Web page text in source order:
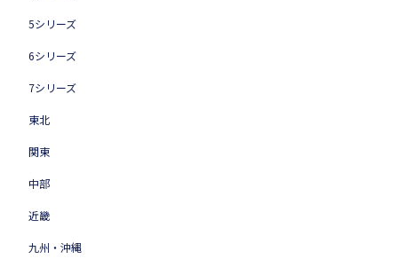
5シリーズ
6シリーズ
7シリーズ
東北
関東
中部
近畿
九州・沖縄